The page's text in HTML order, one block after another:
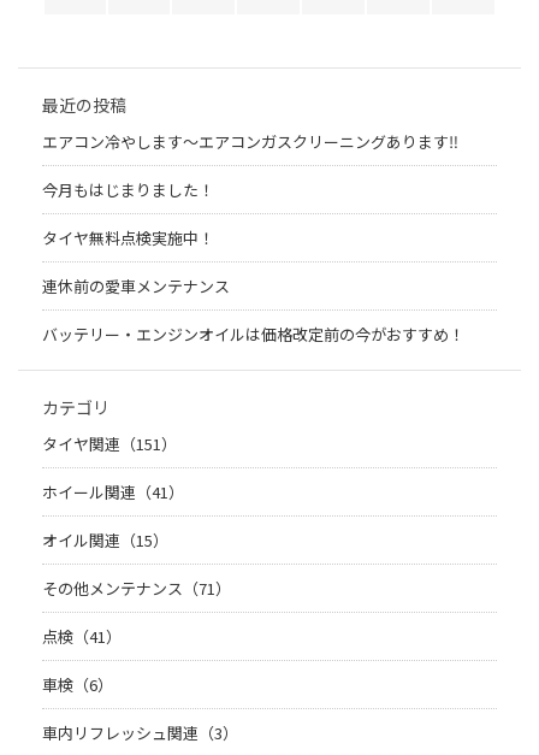
最近の投稿
エアコン冷やします〜エアコンガスクリーニングあります‼︎
今月もはじまりました！
タイヤ無料点検実施中！
連休前の愛車メンテナンス
バッテリー・エンジンオイルは価格改定前の今がおすすめ！
カテゴリ
タイヤ関連（151）
ホイール関連（41）
オイル関連（15）
その他メンテナンス（71）
点検（41）
車検（6）
車内リフレッシュ関連（3）